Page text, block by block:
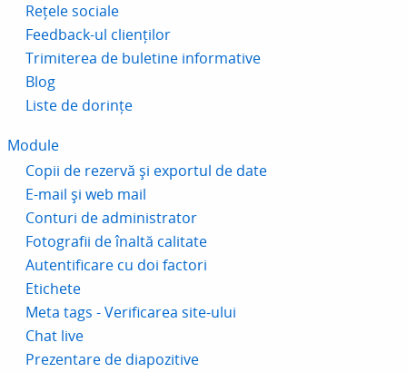
Rețele sociale
Feedback-ul clienților
Trimiterea de buletine informative
Blog
Liste de dorințe
Module
Copii de rezervă și exportul de date
E-mail și web mail
Conturi de administrator
Fotografii de înaltă calitate
Autentificare cu doi factori
Etichete
Meta tags - Verificarea site-ului
Chat live
Prezentare de diapozitive